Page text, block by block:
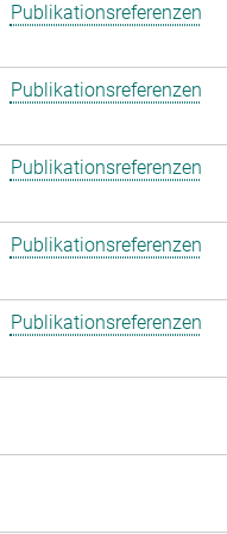
Publikationsreferenzen
Publikationsreferenzen
Publikationsreferenzen
Publikationsreferenzen
Publikationsreferenzen